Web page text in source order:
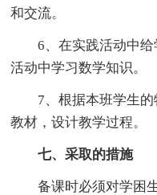
和交流。
6、在实践活动中给
活动中学习数学知识。
7、根据本班学生的
教材，设计教学过程。
七、采取的措施
备课时必须对学困生